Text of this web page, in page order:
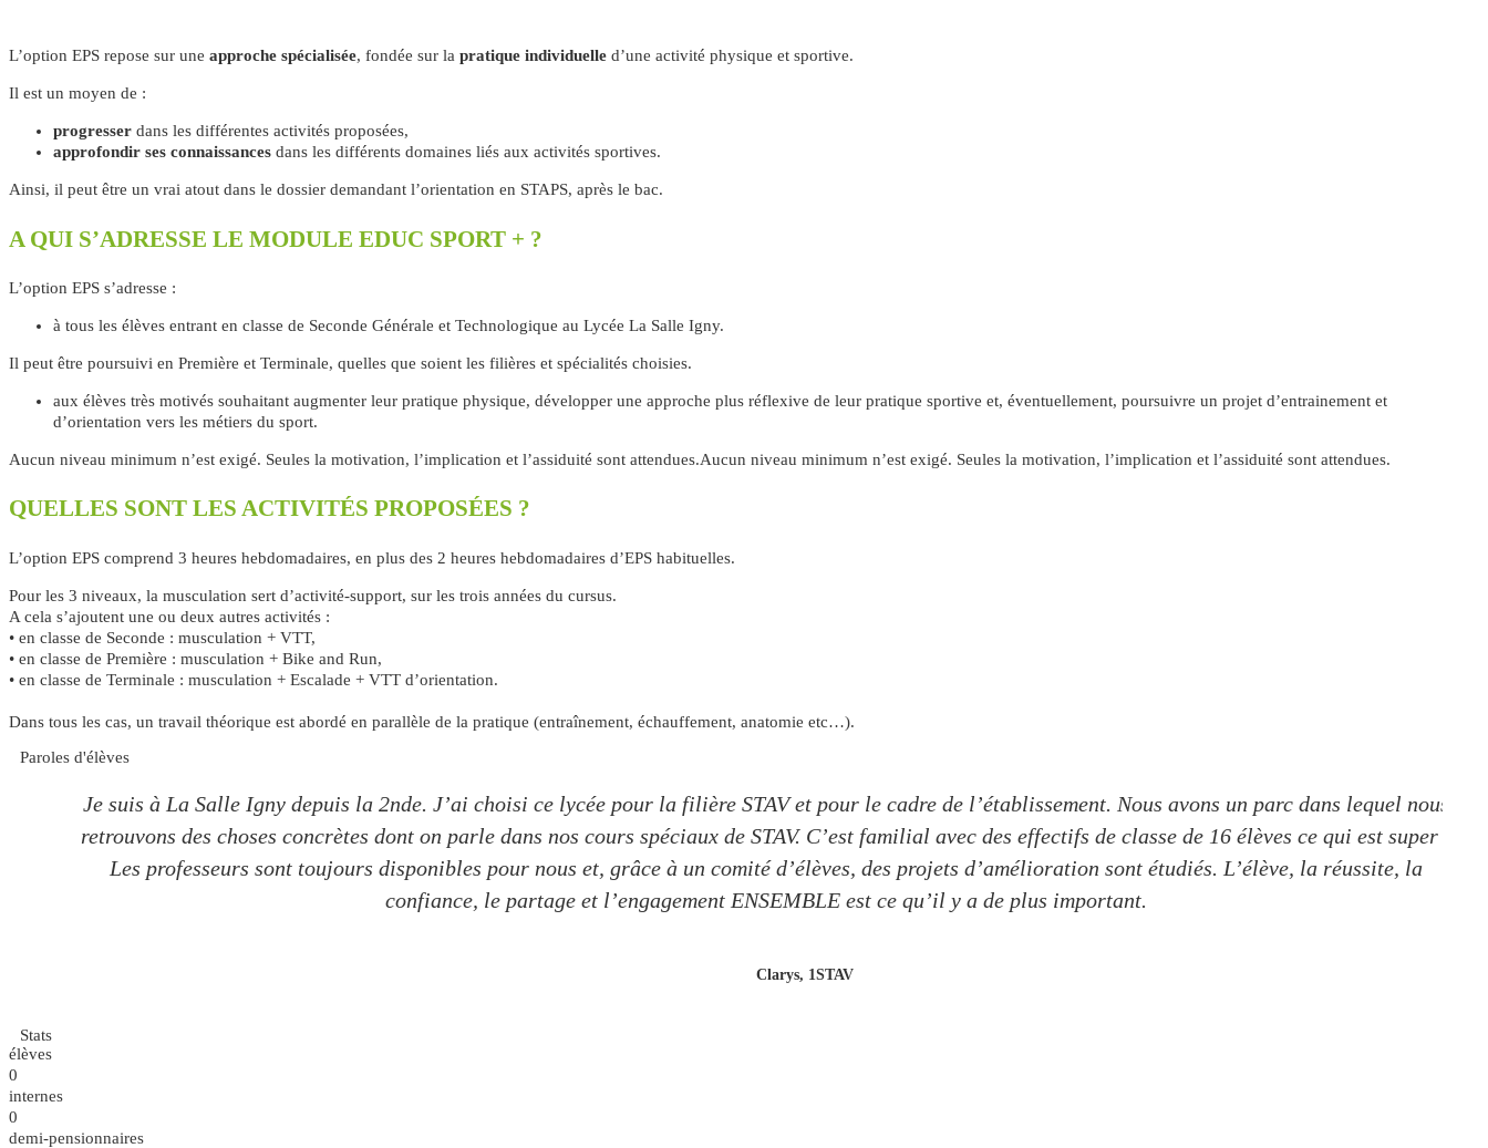
L’option EPS repose sur une approche spécialisée, fondée sur la pratique individuelle d’une activité physique et sportive.
Il est un moyen de :
progresser dans les différentes activités proposées,
approfondir ses connaissances dans les différents domaines liés aux activités sportives.
Ainsi, il peut être un vrai atout dans le dossier demandant l’orientation en STAPS, après le bac.
A QUI S’ADRESSE LE MODULE EDUC SPORT + ?
L’option EPS s’adresse :
à tous les élèves entrant en classe de Seconde Générale et Technologique au Lycée La Salle Igny.
Il peut être poursuivi en Première et Terminale, quelles que soient les filières et spécialités choisies.
aux élèves très motivés souhaitant augmenter leur pratique physique, développer une approche plus réflexive de leur pratique sportive et, éventuellement, poursuivre un projet d’entrainement et
d’orientation vers les métiers du sport.
Aucun niveau minimum n’est exigé. Seules la motivation, l’implication et l’assiduité sont attendues.Aucun niveau minimum n’est exigé. Seules la motivation, l’implication et l’assiduité sont attendues.
QUELLES SONT LES ACTIVITÉS PROPOSÉES ?
L’option EPS comprend 3 heures hebdomadaires, en plus des 2 heures hebdomadaires d’EPS habituelles.
Pour les 3 niveaux, la musculation sert d’activité-support, sur les trois années du cursus.
A cela s’ajoutent une ou deux autres activités :
• en classe de Seconde : musculation + VTT,
• en classe de Première : musculation + Bike and Run,
• en classe de Terminale : musculation + Escalade + VTT d’orientation.
Dans tous les cas, un travail théorique est abordé en parallèle de la pratique (entraînement, échauffement, anatomie etc…).
Paroles d'élèves
Je suis à La Salle Igny depuis la 2nde. J’ai choisi ce lycée pour la filière STAV et pour le cadre de l’établissement. Nous avons un parc dans lequel nous
retrouvons des choses concrètes dont on parle dans nos cours spéciaux de STAV. C’est familial avec des effectifs de classe de 16 élèves ce qui est super !
Les professeurs sont toujours disponibles pour nous et, grâce à un comité d’élèves, des projets d’amélioration sont étudiés. L’élève, la réussite, la
confiance, le partage et l’engagement ENSEMBLE est ce qu’il y a de plus important.
Clarys, 1STAV
Stats
élèves
0
internes
0
demi-pensionnaires